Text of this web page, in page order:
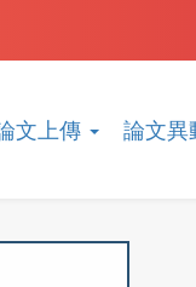
文上傳 論文異